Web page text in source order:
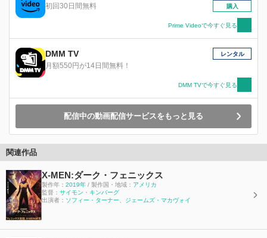
初回30日間無料
購入
Prime Videoで今すぐ見る
DMM TV
月額550円が14日間無料！
レンタル
DMM TVで今すぐ見る
配信中の動画配信サービスをもっと見る
関連作品
X-MEN:ダーク・フェニックス
製作年： 2019年 / 製作国・地域： アメリカ
監督： サイモン・キンバーグ
出演者： ソフィー・ターナー、 ジェームズ・マカヴォイ